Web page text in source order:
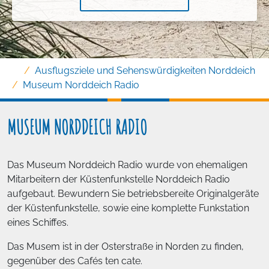
Ausflugsziele und Sehenswürdigkeiten Norddeich
Museum Norddeich Radio
MUSEUM NORDDEICH RADIO
Das Museum Norddeich Radio wurde von ehemaligen
Mitarbeitern der Küstenfunkstelle Norddeich Radio
aufgebaut. Bewundern Sie betriebsbereite Originalgeräte
der Küstenfunkstelle, sowie eine komplette Funkstation
eines Schiffes.
Das Musem ist in der Osterstraße in Norden zu finden,
gegenüber des Cafés ten cate.